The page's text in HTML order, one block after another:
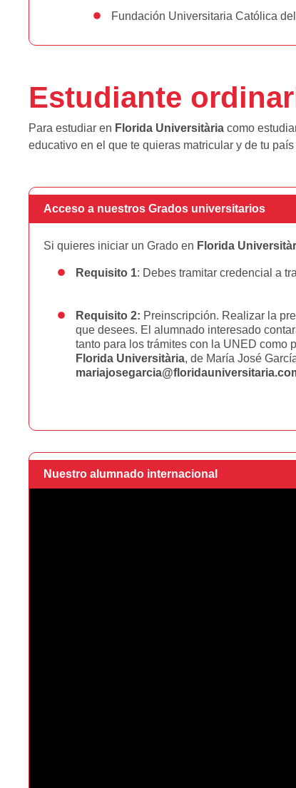
Fundación Universitaria Católica
Estudiante
Para estudiar en Florida Universitària como
educativo en el que te quieras matricular y de tu
Acceso a nuestros Grados universitarios
Si quieres iniciar un Grado en Florida
Requisito 1: Debes tramitar credencial a
Requisito 2: Preinscripción. Realizar la
que desees. El alumnado interesado
tanto para los trámites con la UNED como
Florida Universitària, de María José
Nuestro alumnado internacional